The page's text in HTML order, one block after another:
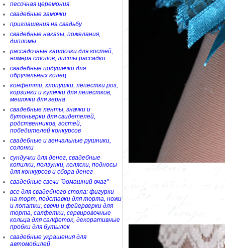
песочная церемония
свадебные замочки
приглашения на свадьбу
свадебные наказы, пожелания,
дипломы
рассадочные карточки для гостей,
номера столов, листы рассадки
свадебные подушечки для
обручальных колец
конфетти, хлопушки, лепестки роз,
корзинки и кулечки для лепестков,
мешочки для зерна
свадебные ленты, значки и
бутоньерки для свидетелей,
родственников, гостей,
победителей конкурсов
свадебные и венчальные рушники,
солонки
сундучки для денег, свадебные
копилки, ползунки, коляски, подносы
для конкурсов и сбора денег
свадебные свечи "домашний очаг"
все для свадебного стола: фигурки
на торт, подставки для торта, ножи
и лопатки, свечи и фейерверки для
торта, салфетки, сервировочные
кольца для салфеток, декоративные
пробки для бутылок
свадебные украшения для
автомобилей